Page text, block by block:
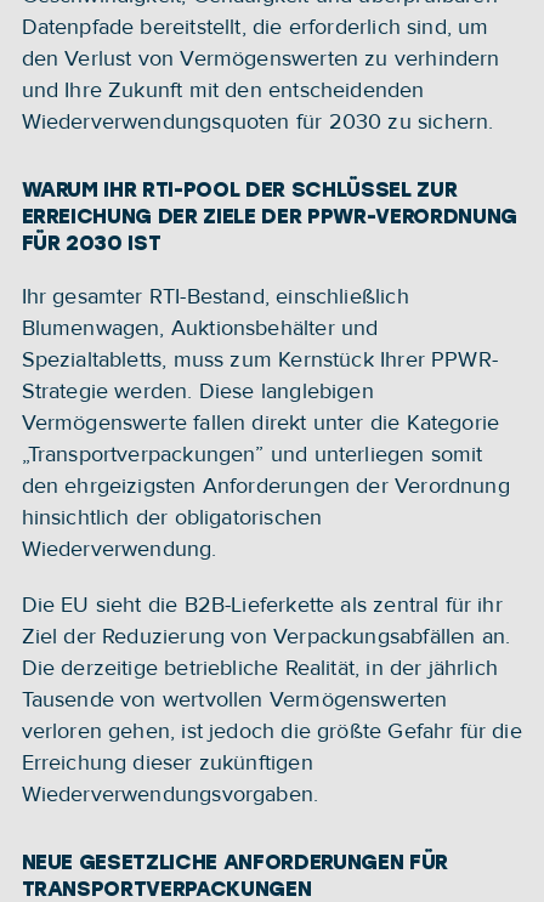
Datenpfade bereitstellt, die erforderlich sind, um
den Verlust von Vermögenswerten zu verhindern
und Ihre Zukunft mit den entscheidenden
Wiederverwendungsquoten für 2030 zu sichern.
WARUM IHR RTI-POOL DER SCHLÜSSEL ZUR
ERREICHUNG DER ZIELE DER PPWR-VERORDNUNG
FÜR 2030 IST
Ihr gesamter RTI-Bestand, einschließlich
Blumenwagen, Auktionsbehälter und
Spezialtabletts, muss zum Kernstück Ihrer PPWR-
Strategie werden. Diese langlebigen
Vermögenswerte fallen direkt unter die Kategorie
„Transportverpackungen” und unterliegen somit
den ehrgeizigsten Anforderungen der Verordnung
hinsichtlich der obligatorischen
Wiederverwendung.
Die EU sieht die B2B-Lieferkette als zentral für ihr
Ziel der Reduzierung von Verpackungsabfällen an.
Die derzeitige betriebliche Realität, in der jährlich
Tausende von wertvollen Vermögenswerten
verloren gehen, ist jedoch die größte Gefahr für die
Erreichung dieser zukünftigen
Wiederverwendungsvorgaben.
NEUE GESETZLICHE ANFORDERUNGEN FÜR
TRANSPORTVERPACKUNGEN